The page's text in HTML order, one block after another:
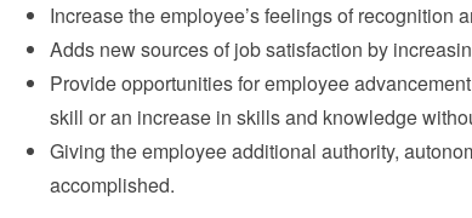
Increase the employee’s feelings of recognition
Adds new sources of job satisfaction by
Provide opportunities for employee
skill or an increase in skills and knowledge
Giving the employee additional authority,
accomplished.